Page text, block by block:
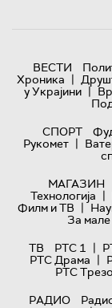
ВЕСТИ
Хроника |
у Украјини |
СПОРТ
Рукомет |
МАГАЗИН
Технологијa |
Филм и ТВ |
За мале
ТВ
РТС 1 |
РТС Драма |
РТС
РАДИО